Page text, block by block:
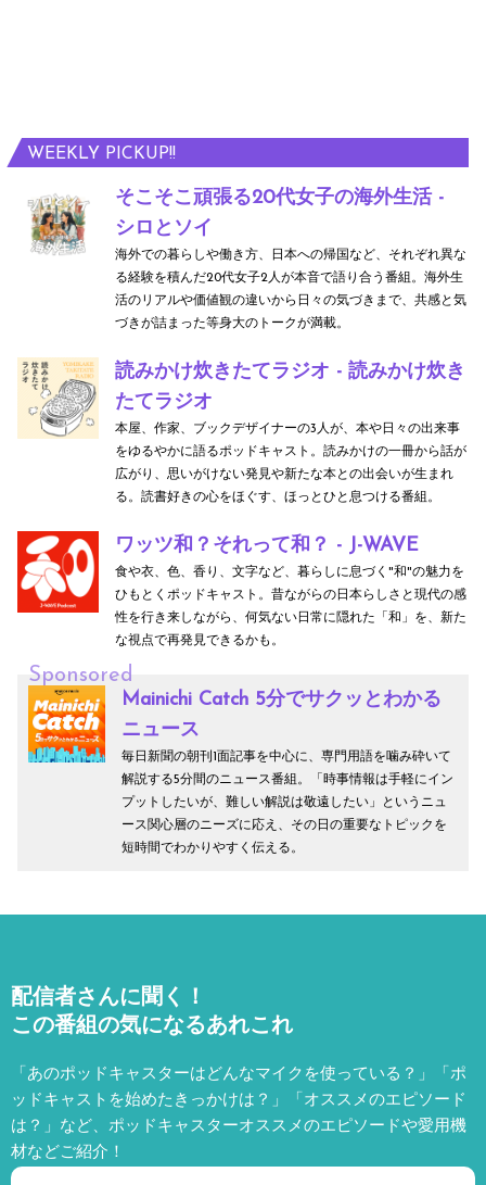
WEEKLY PICKUP!!
そこそこ頑張る20代女子の海外生活 -
シロとソイ
海外での暮らしや働き方、日本への帰国など、それぞれ異な
る経験を積んだ20代女子2人が本音で語り合う番組。海外生
活のリアルや価値観の違いから日々の気づきまで、共感と気
づきが詰まった等身大のトークが満載。
読みかけ炊きたてラジオ - 読みかけ炊き
たてラジオ
本屋、作家、ブックデザイナーの3人が、本や日々の出来事
をゆるやかに語るポッドキャスト。読みかけの一冊から話が
広がり、思いがけない発見や新たな本との出会いが生まれ
る。読書好きの心をほぐす、ほっとひと息つける番組。
ワッツ和？それって和？ - J-WAVE
食や衣、色、香り、文字など、暮らしに息づく"和"の魅力を
ひもとくポッドキャスト。昔ながらの日本らしさと現代の感
性を行き来しながら、何気ない日常に隠れた「和」を、新た
な視点で再発見できるかも。
Sponsored
Mainichi Catch 5分でサクッとわかる
ニュース
毎日新聞の朝刊1面記事を中心に、専門用語を噛み砕いて
解説する5分間のニュース番組。「時事情報は手軽にイン
プットしたいが、難しい解説は敬遠したい」というニュ
ース関心層のニーズに応え、その日の重要なトピックを
短時間でわかりやすく伝える。
配信者さんに聞く！
この番組の気になるあれこれ
「あのポッドキャスターはどんなマイクを使っている？」「ポ
ッドキャストを始めたきっかけは？」「オススメのエピソード
は？」など、 ポッドキャスターオススメのエピソードや愛用機
材などご紹介！